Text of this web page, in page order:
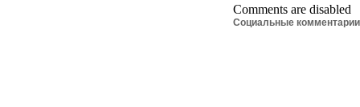
Comments are disabled
Социальные